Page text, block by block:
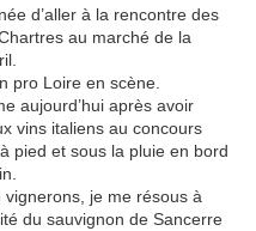
d’aller à la rencontre des
au marché de la
pro Loire en scène.
aujourd’hui après avoir
vins italiens au concours
pied et sous la pluie en bord
je me résous à
du sauvignon de Sancerre